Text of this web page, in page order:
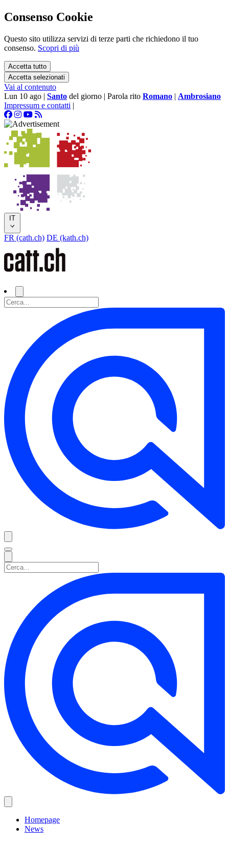
Consenso Cookie
Questo sito utilizza servizi di terze parti che richiedono il tuo
consenso. Scopri di più
Accetta tutto
Accetta selezionati
Vai al contenuto
Lun 10 ago | Santo del giorno | Parola rito Romano | Ambrosiano
Impressum e contatti |
IT
FR (cath.ch) DE (kath.ch)
Homepage
News